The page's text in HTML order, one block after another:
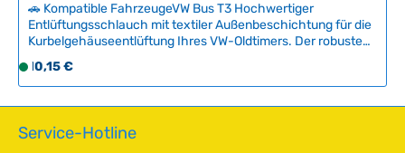
🚗 Kompatible FahrzeugeVW Bus T3 Hochwertiger
Entlüftungsschlauch mit textiler Außenbeschichtung für die
Kurbelgehäuseentlüftung Ihres VW-Oldtimers. Der robuste
12-mm-Schlauch verbindet die Kurbelgehäuseentlüftung
mit dem Luftfilter und schützt den Motor vor Verschmutzung
und Undichtigkeiten.Mit den Jahren werden alte Schläuche
spröde und entwickeln feine Risse – ein zuverlässiger
Austausch ist essentiell für den optimalen Motorenbetrieb.
Der Schlauch wird im Meterverkauf angeboten und lässt
Regulärer Preis:
S
o
f
r
10,15 €
Service-Hotline